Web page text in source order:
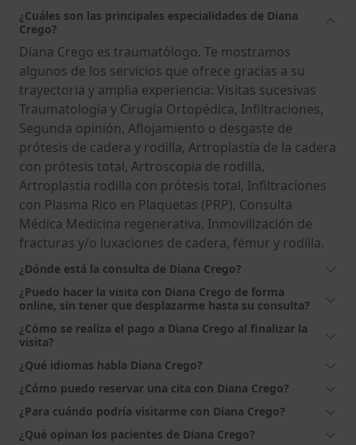
¿Cuáles son las principales especialidades de Diana
Crego?
Diana Crego es traumatólogo. Te mostramos
algunos de los servicios que ofrece gracias a su
trayectoria y amplia experiencia: Visitas sucesivas
Traumatología y Cirugía Ortopédica, Infiltraciones,
Segunda opinión, Aflojamiento o desgaste de
prótesis de cadera y rodilla, Artroplastia de la cadera
con prótesis total, Artroscopia de rodilla,
Artroplastia rodilla con prótesis total, Infiltraciones
con Plasma Rico en Plaquetas (PRP), Consulta
Médica Medicina regenerativa, Inmovilización de
fracturas y/o luxaciones de cadera, fémur y rodilla.
¿Dónde está la consulta de Diana Crego?
¿Puedo hacer la visita con Diana Crego de forma
online, sin tener que desplazarme hasta su consulta?
¿Cómo se realiza el pago a Diana Crego al finalizar la
visita?
¿Qué idiomas habla Diana Crego?
¿Cómo puedo reservar una cita con Diana Crego?
¿Para cuándo podría visitarme con Diana Crego?
¿Qué opinan los pacientes de Diana Crego?